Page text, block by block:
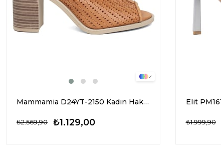
2
Mammamia D24YT-2150 Kadın Hakiki Deri Topuklu Terl Taba
₺1.129,00
₺2.569,90 ₺1.999,90